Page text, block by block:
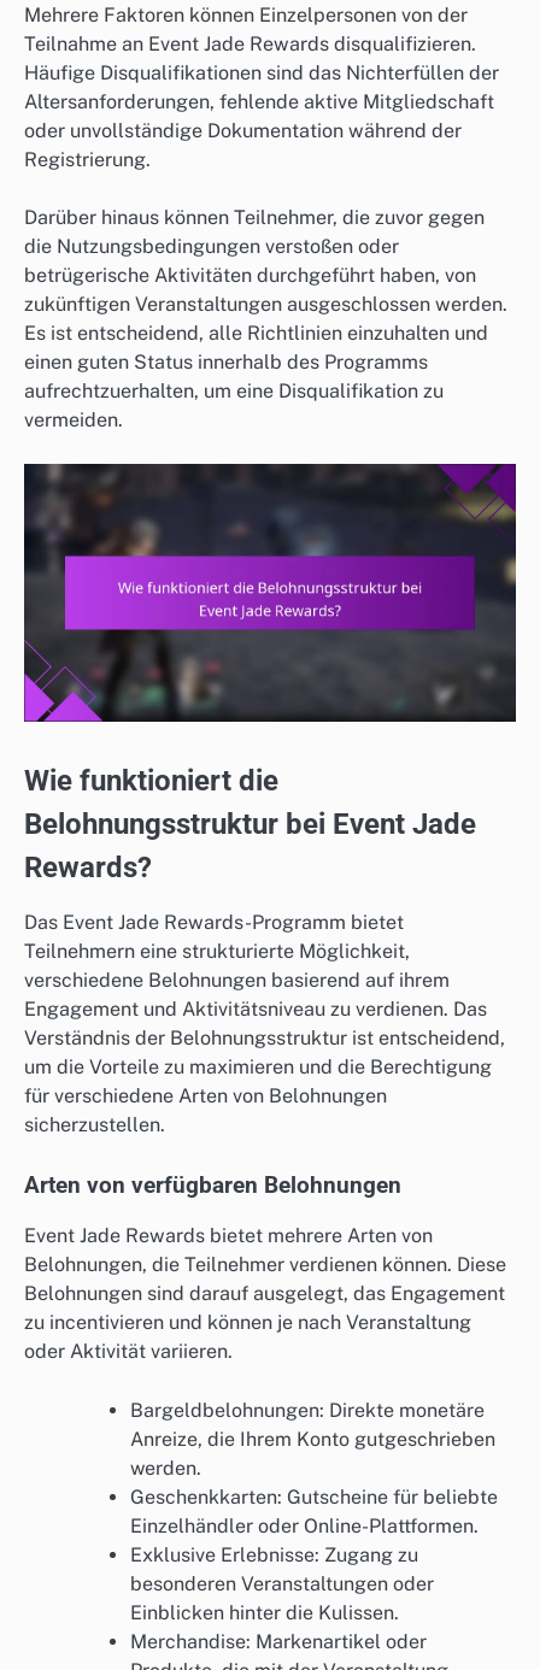
Mehrere Faktoren können Einzelpersonen von der
Teilnahme an Event Jade Rewards disqualifizieren.
Häufige Disqualifikationen sind das Nichterfüllen der
Altersanforderungen, fehlende aktive Mitgliedschaft
oder unvollständige Dokumentation während der
Registrierung.
Darüber hinaus können Teilnehmer, die zuvor gegen
die Nutzungsbedingungen verstoßen oder
betrügerische Aktivitäten durchgeführt haben, von
zukünftigen Veranstaltungen ausgeschlossen werden.
Es ist entscheidend, alle Richtlinien einzuhalten und
einen guten Status innerhalb des Programms
aufrechtzuerhalten, um eine Disqualifikation zu
vermeiden.
Wie funktioniert die
Belohnungsstruktur bei Event Jade
Rewards?
Das Event Jade Rewards-Programm bietet
Teilnehmern eine strukturierte Möglichkeit,
verschiedene Belohnungen basierend auf ihrem
Engagement und Aktivitätsniveau zu verdienen. Das
Verständnis der Belohnungsstruktur ist entscheidend,
um die Vorteile zu maximieren und die Berechtigung
für verschiedene Arten von Belohnungen
sicherzustellen.
Arten von verfügbaren Belohnungen
Event Jade Rewards bietet mehrere Arten von
Belohnungen, die Teilnehmer verdienen können. Diese
Belohnungen sind darauf ausgelegt, das Engagement
zu incentivieren und können je nach Veranstaltung
oder Aktivität variieren.
Bargeldbelohnungen: Direkte monetäre
Anreize, die Ihrem Konto gutgeschrieben
werden.
Geschenkkarten: Gutscheine für beliebte
Einzelhändler oder Online-Plattformen.
Exklusive Erlebnisse: Zugang zu
besonderen Veranstaltungen oder
Einblicken hinter die Kulissen.
Merchandise: Markenartikel oder